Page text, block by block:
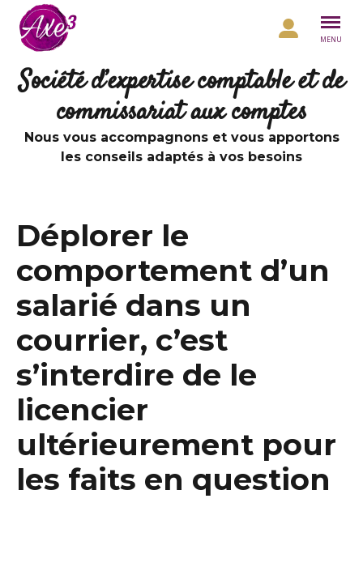
Aller au contenu
MENU
Société d’expertise comptable et de
commissariat aux comptes
Nous vous accompagnons et vous apportons
les conseils adaptés à vos besoins
Déplorer le
comportement d’un
salarié dans un
courrier, c’est
s’interdire de le
licencier
ultérieurement pour
les faits en question